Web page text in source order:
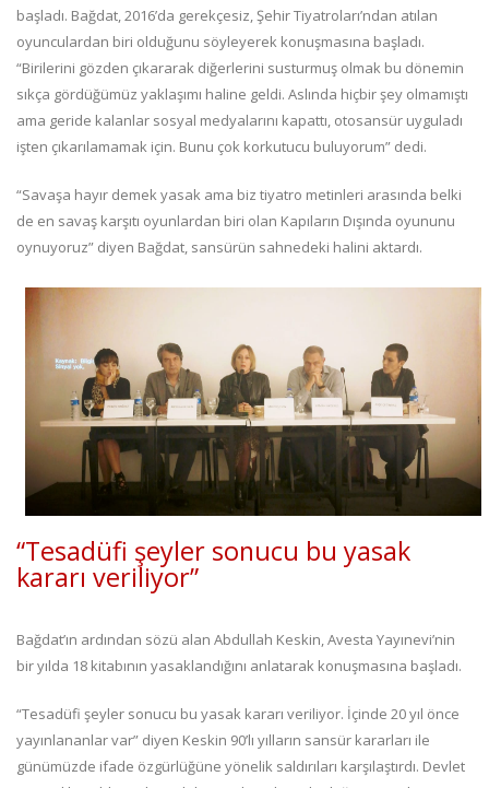
başladı. Bağdat, 2016’da gerekçesiz, Şehir Tiyatroları’ndan atılan
oyunculardan biri olduğunu söyleyerek konuşmasına başladı.
“Birilerini gözden çıkararak diğerlerini susturmuş olmak bu dönemin
sıkça gördüğümüz yaklaşımı haline geldi. Aslında hiçbir şey olmamıştı
ama geride kalanlar sosyal medyalarını kapattı, otosansür uyguladı
işten çıkarılamamak için. Bunu çok korkutucu buluyorum” dedi.
“Savaşa hayır demek yasak ama biz tiyatro metinleri arasında belki
de en savaş karşıtı oyunlardan biri olan Kapıların Dışında oyununu
oynuyoruz” diyen Bağdat, sansürün sahnedeki halini aktardı.
“Tesadüfi şeyler sonucu bu yasak
kararı veriliyor”
Bağdat’ın ardından sözü alan Abdullah Keskin, Avesta Yayınevi’nin
bir yılda 18 kitabının yasaklandığını anlatarak konuşmasına başladı.
“Tesadüfi şeyler sonucu bu yasak kararı veriliyor. İçinde 20 yıl önce
yayınlananlar var” diyen Keskin 90’lı yılların sansür kararları ile
günümüzde ifade özgürlüğüne yönelik saldırıları karşılaştırdı. Devlet